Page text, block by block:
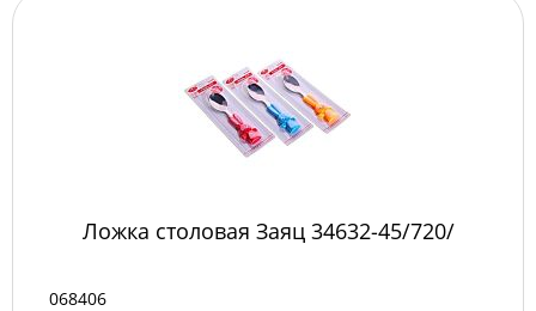
Ложка столовая Заяц 34632-45/720/
068406